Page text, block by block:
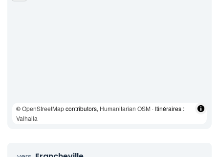
©OpenStreetMapcontributors, Humanitarian OSM · Itinéraires :
Valhalla